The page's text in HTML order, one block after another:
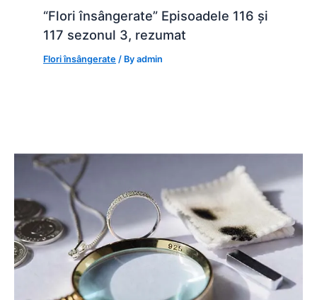
“Flori însângerate” Episoadele 116 și
117 sezonul 3, rezumat
Flori însângerate / Byadmin